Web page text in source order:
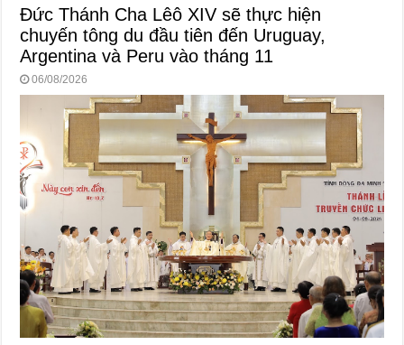
Đức Thánh Cha Lêô XIV sẽ thực hiện
chuyến tông du đầu tiên đến Uruguay,
Argentina và Peru vào tháng 11
06/08/2026